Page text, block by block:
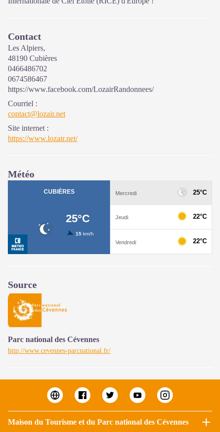
Contact
Les Alpiers,
48190 Cubières
0466486702
0674586467
https://www.facebook.com/LozairRandonnees/
Courriel :
contact@lozair.net
Site internet :
https://www.lozair.net/
Météo
Source
Parc national des Cévennes
http://www.cevennes-parcnational.fr/
Maison du Tourisme et du Parc national des Cévennes